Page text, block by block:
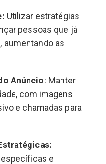
Utilizar estratégias
pessoas que já
aumentando as
Anúncio: Manter
com imagens
e chamadas para
e